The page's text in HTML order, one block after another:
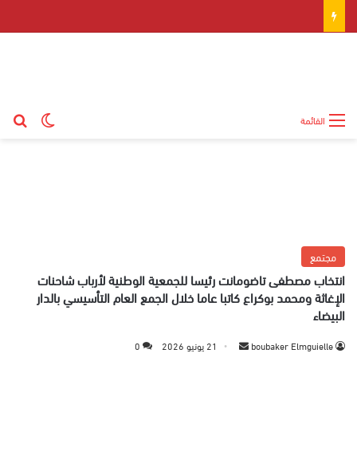
القائمة
مجتمع
انتخاب مصطفى تاضومانت رئيسا للجمعية الوطنية لأرباب شاحنات
الإغاثة ومحمد بوكراع كاتبا عاما خلال الجمع العام التأسيسي بالدار
البيضاء
boubaker Elmguielle 21 يونيو 2026 0